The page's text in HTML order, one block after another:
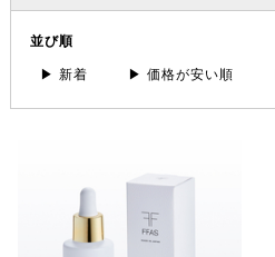
並び順
▶ 新着 ▶ 価格が安い順